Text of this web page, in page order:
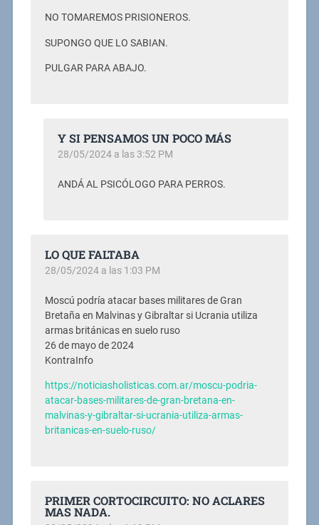
NO TOMAREMOS PRISIONEROS.
SUPONGO QUE LO SABIAN.
PULGAR PARA ABAJO.
Y SI PENSAMOS UN POCO MÁS
28/05/2024 a las 3:52 PM
ANDÁ AL PSICÓLOGO PARA PERROS.
LO QUE FALTABA
28/05/2024 a las 1:03 PM
Moscú podría atacar bases militares de Gran
Bretaña en Malvinas y Gibraltar si Ucrania utiliza
armas británicas en suelo ruso
26 de mayo de 2024
KontraInfo
https://noticiasholisticas.com.ar/moscu-podria-
atacar-bases-militares-de-gran-bretana-en-
malvinas-y-gibraltar-si-ucrania-utiliza-armas-
britanicas-en-suelo-ruso/
PRIMER CORTOCIRCUITO: NO ACLARES
MAS NADA.